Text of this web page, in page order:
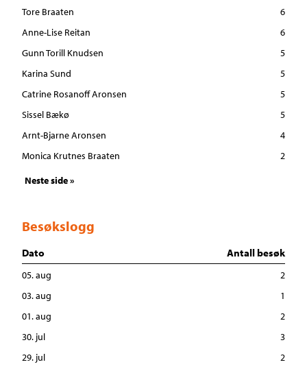
Tore Braaten
6
Anne-Lise Reitan
6
Gunn Torill Knudsen
5
Karina Sund
5
Catrine Rosanoff Aronsen
5
Sissel Bækø
5
Arnt-Bjarne Aronsen
4
Monica Krutnes Braaten
2
Neste side »
Besøkslogg
Dato Antall besøk
05. aug
2
03. aug
1
01. aug
2
30. jul
3
29. jul
2